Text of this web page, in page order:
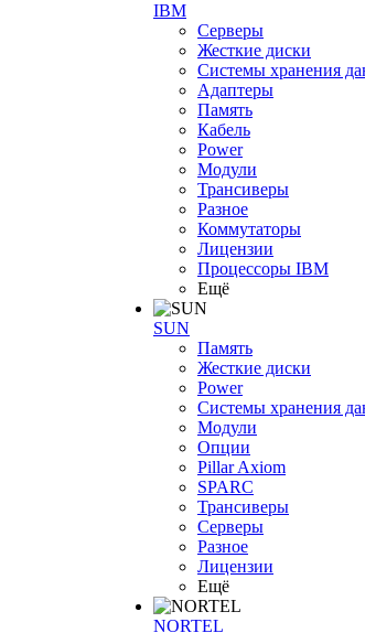
IBM
Серверы
Жесткие диски
Системы хранения
Адаптеры
Память
Кабель
Power
Модули
Трансиверы
Разное
Коммутаторы
Лицензии
Процессоры IBM
Ещё
SUN
Память
Жесткие диски
Power
Системы хранения
Модули
Опции
Pillar Axiom
SPARC
Трансиверы
Серверы
Разное
Лицензии
Ещё
NORTEL